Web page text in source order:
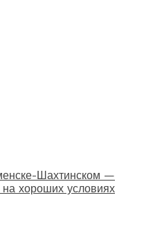
Шахтинском —
хороших условиях